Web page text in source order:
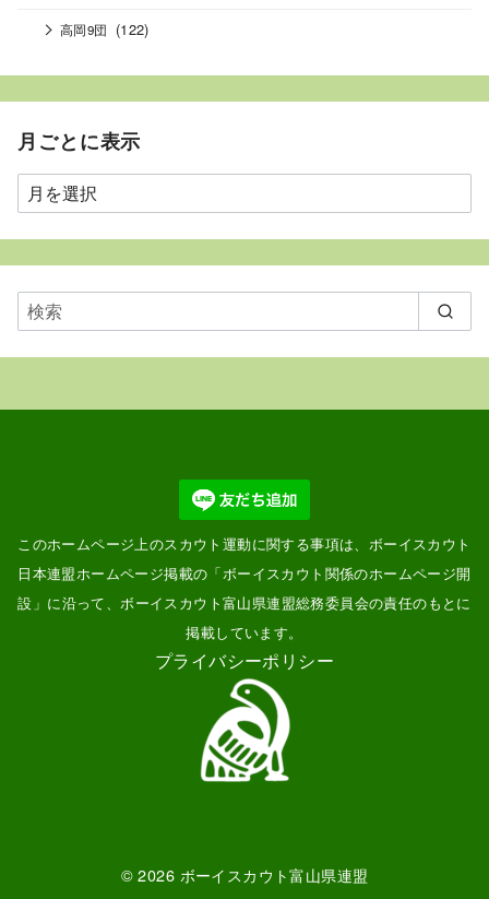
高岡9団 (122)
月ごとに表示
月
ご
と
表
示
このホームページ上のスカウト運動に関する事項は、ボーイスカウト
日本連盟ホームページ掲載の「ボーイスカウト関係のホームページ開
設 」に沿って、ボーイスカウト富山県連盟総務委員会の責任のもとに
掲載しています。
プライバシーポリシー
© 2026 ボーイスカウト富山県連盟